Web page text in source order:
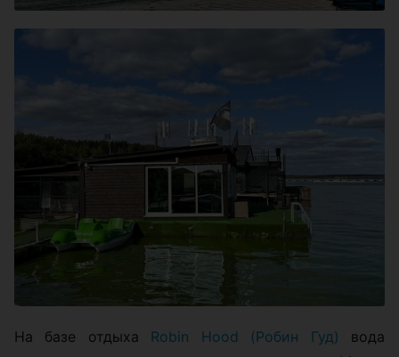
На базе отдыха Robin Hood (Робин Гуд) вода